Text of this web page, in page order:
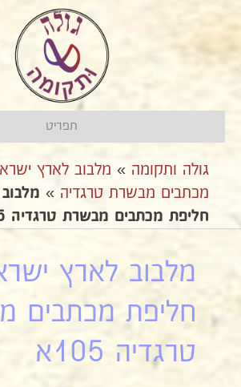
תפריט
גולה ותקומה » מלבוב לארץ
מכתבים מבשרת טרגדיה »
חליפת מכתבים מבשרת טרגדיה 105א
מלבוב לארץ
חליפת מכתבים
טרגדיה 105א